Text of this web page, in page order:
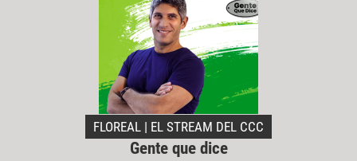
FLOREAL | EL STREAM DEL CCC
Gente que dice